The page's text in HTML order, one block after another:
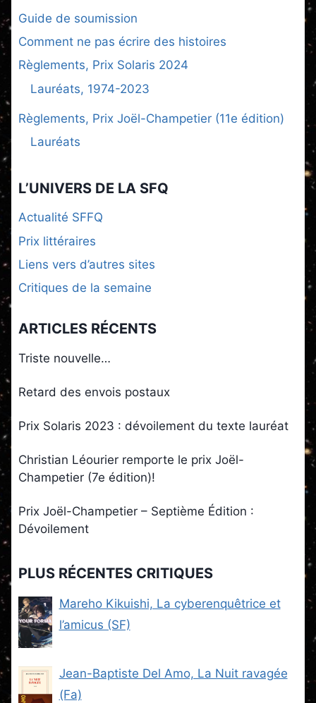
Guide de soumission
Comment ne pas écrire des histoires
Règlements, Prix Solaris 2024
Lauréats, 1974-2023
Règlements, Prix Joël-Champetier (11e édition)
Lauréats
L’UNIVERS DE LA SFQ
Actualité SFFQ
Prix littéraires
Liens vers d’autres sites
Critiques de la semaine
ARTICLES RÉCENTS
Triste nouvelle…
Retard des envois postaux
Prix Solaris 2023 : dévoilement du texte lauréat
Christian Léourier remporte le prix Joël-
Champetier (7e édition)!
Prix Joël-Champetier – Septième Édition :
Dévoilement
PLUS RÉCENTES CRITIQUES
Mareho Kikuishi, La cyberenquêtrice et
l’amicus (SF)
Jean-Baptiste Del Amo, La Nuit ravagée
(Fa)